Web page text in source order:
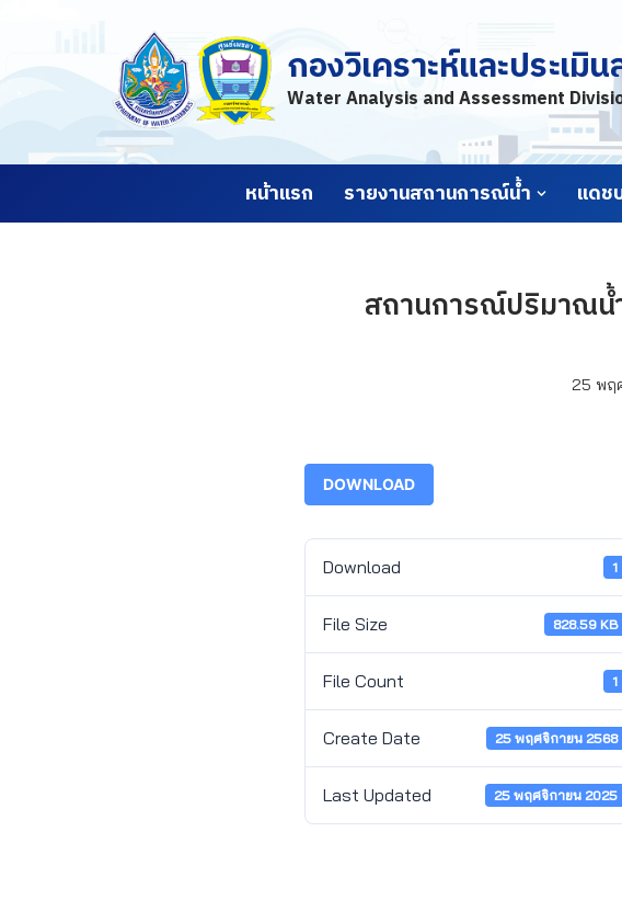
กองวิเคราะห์และประเ
Water Analysis and Assessment
หน้าแรก รายงานสถานการณ์น้ำ แดช
สถานการณ์ปริมาณน้
25 พฤ
DOWNLOAD
Download 1
File Size 828.59 KB
File Count 1
Create Date 25 พฤศจิกายน 2568
Last Updated 25 พฤศจิกายน 2025